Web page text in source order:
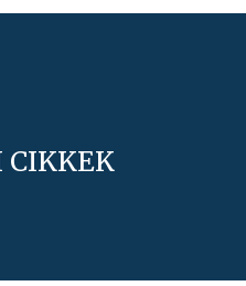
CIKKEK